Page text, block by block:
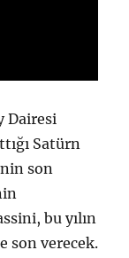
Dairesi
Satürn
son
bu yılın
son verecek.